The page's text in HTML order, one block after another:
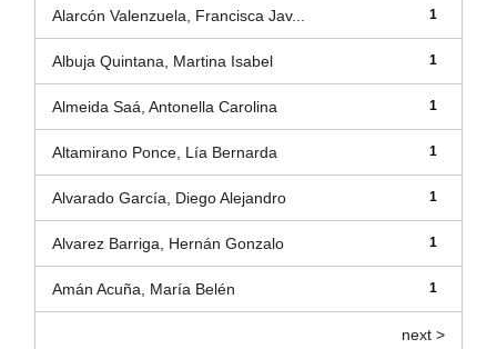
1
Alarcón Valenzuela, Francisca Jav...
1
Albuja Quintana, Martina Isabel
1
Almeida Saá, Antonella Carolina
1
Altamirano Ponce, Lía Bernarda
1
Alvarado García, Diego Alejandro
1
Alvarez Barriga, Hernán Gonzalo
1
Amán Acuña, María Belén
next >